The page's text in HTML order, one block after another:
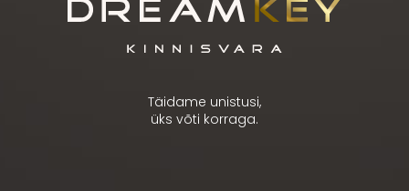
Täidame unistusi,
üks võti korraga.